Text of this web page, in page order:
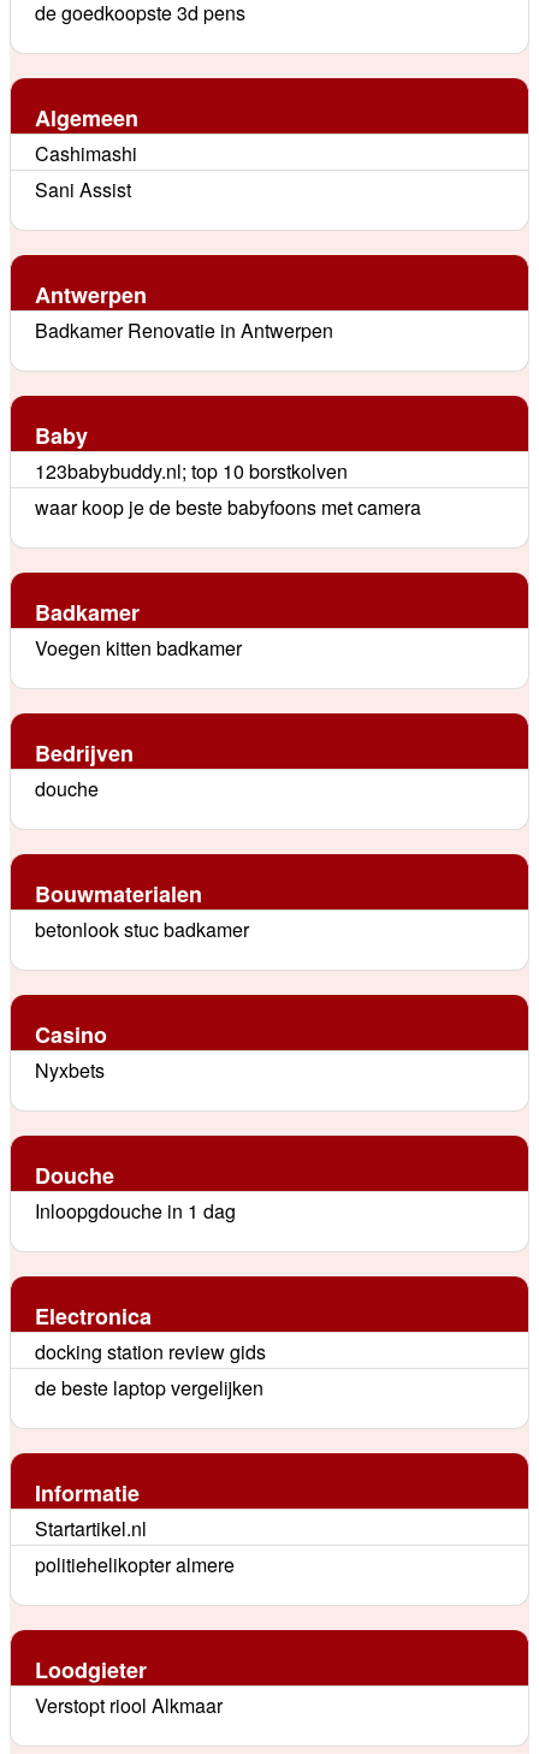
de goedkoopste 3d pens
Algemeen
Cashimashi
Sani Assist
Antwerpen
Badkamer Renovatie in Antwerpen
Baby
123babybuddy.nl; top 10 borstkolven
waar koop je de beste babyfoons met camera
Badkamer
Voegen kitten badkamer
Bedrijven
douche
Bouwmaterialen
betonlook stuc badkamer
Casino
Nyxbets
Douche
Inloopgdouche in 1 dag
Electronica
docking station review gids
de beste laptop vergelijken
Informatie
Startartikel.nl
politiehelikopter almere
Loodgieter
Verstopt riool Alkmaar